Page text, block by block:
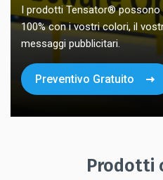
I prodotti Tensator®
100% con i vostri colori, il
messaggi pubblicitari.
Preventivo Gratuito
Prodotti